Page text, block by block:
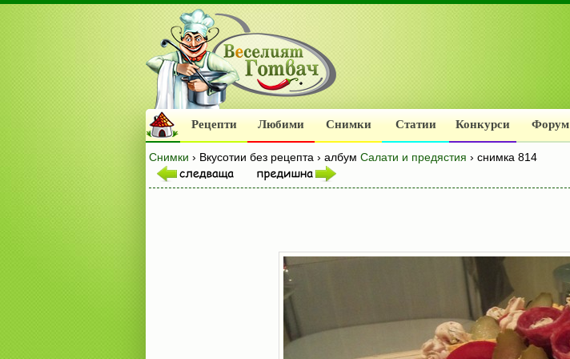
Рецепти Любими Снимки Статии Конкурси Форум
Снимки › Вкусотии без рецепта › албум Салати и предястия › снимка 814